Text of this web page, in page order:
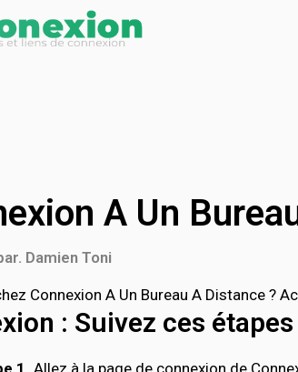
A Un
Damien Toni
Connexion A Un Bureau A Distance ?
: Suivez ces
1. Allez à la page de connexion de